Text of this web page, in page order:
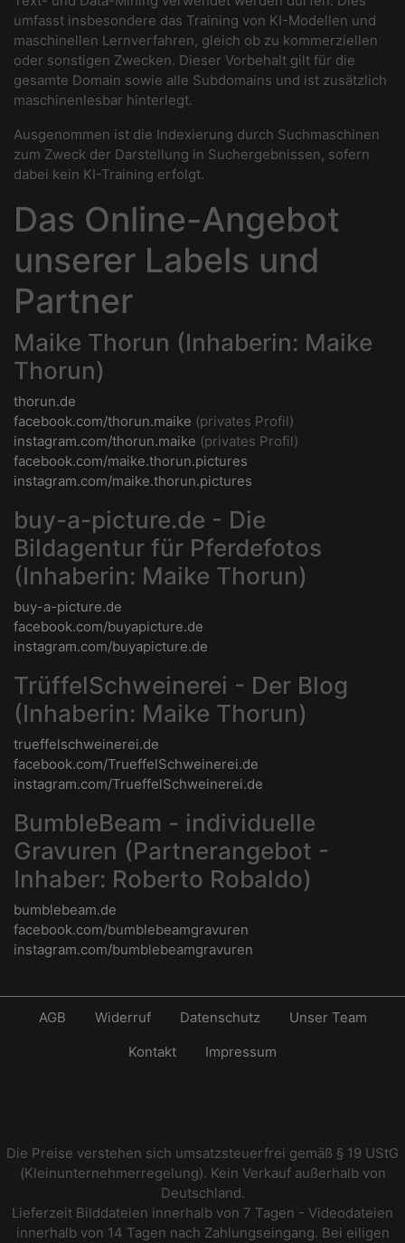
umfasst insbesondere das Training von KI-Modellen und
maschinellen Lernverfahren, gleich ob zu kommerziellen
oder sonstigen Zwecken. Dieser Vorbehalt gilt für die
gesamte Domain sowie alle Subdomains und ist zusätzlich
maschinenlesbar hinterlegt.
Ausgenommen ist die Indexierung durch Suchmaschinen
zum Zweck der Darstellung in Suchergebnissen, sofern
dabei kein KI-Training erfolgt.
Das Online-Angebot
unserer Labels und
Partner
Maike Thorun (Inhaberin: Maike
Thorun)
thorun.de
facebook.com/thorun.maike (privates Profil)
instagram.com/thorun.maike (privates Profil)
facebook.com/maike.thorun.pictures
instagram.com/maike.thorun.pictures
buy-a-picture.de - Die
Bildagentur für Pferdefotos
(Inhaberin: Maike Thorun)
buy-a-picture.de
facebook.com/buyapicture.de
instagram.com/buyapicture.de
TrüffelSchweinerei - Der Blog
(Inhaberin: Maike Thorun)
trueffelschweinerei.de
facebook.com/TrueffelSchweinerei.de
instagram.com/TrueffelSchweinerei.de
BumbleBeam - individuelle
Gravuren (Partnerangebot -
Inhaber: Roberto Robaldo)
bumblebeam.de
facebook.com/bumblebeamgravuren
instagram.com/bumblebeamgravuren
AGB Widerruf Datenschutz
Unser Team
Kontakt
Impressum
Die Preise verstehen sich umsatzsteuerfrei gemäß § 19 UStG
(Kleinunternehmerregelung). Kein Verkauf außerhalb von
Deutschland.
Lieferzeit Bilddateien innerhalb von 7 Tagen - Videodateien
innerhalb von 14 Tagen nach Zahlungseingang. Bei eiligen